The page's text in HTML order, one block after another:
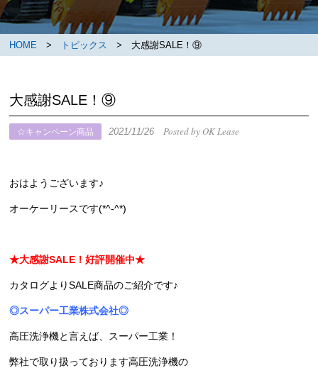
HOME > トピックス > 大感謝SALE！⑨
大感謝SALE！⑨
☆キャンペーン商品 2021/11/26Posted by OK Lease
おはようございます♪
オーケーリースです(*^-^*)
★大感謝SALE！好評開催中★
カタログよりSALE商品のご紹介です♪
◎スーパー工業株式会社◎
高圧洗浄機と言えば、スーパー工業！
弊社で取り扱っております高圧洗浄機の